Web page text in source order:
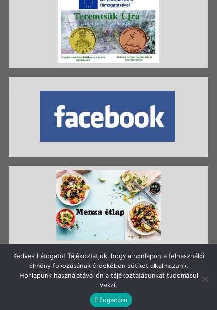
Szerzői jog: Szigetszentmiklósi Batthyány Kázmér
Gimnázium
Kedves Látogató! Tájékoztatjuk, hogy a honlapon a felhasználói
élmény fokozásának érdekében sütiket alkalmazunk.
Honlapunk használatával ön a tájékoztatásunkat tudomásul
veszi.
Elfogadom